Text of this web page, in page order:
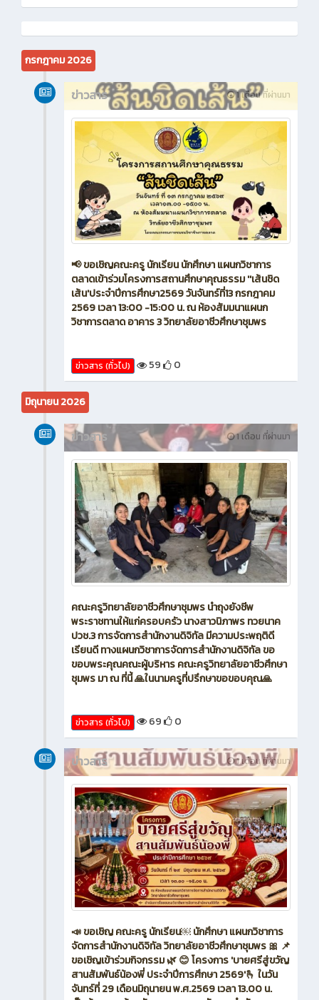
•วิสัยทัศน์
•โครงสร้างบุคลากร
กรกฎาคม 2026
1 เดือน ที่ผ่านมา
ข่าวสาร
📢 ขอเชิญคณะครู นักเรียน นักศึกษา แผนกวิชาการ
2569 เวลา 13:00 -15:00 น. ณ ห้องสัมมนาแผนก
วิชาการตลาด อาคาร 3 วิทยาลัยอาชีวศึกษาชุมพร
ข่าวสาร (ทั่วไป) 59 0
มิถุนายน 2026
1 เดือน ที่ผ่านมา
ข่าวสาร
คณะครูวิทยาลัยอาชีวศึกษาชุมพร นำถุงยังชีพ
พระราชทานให้แก่ครอบครัว นางสาวนิภาพร ทวยนาค
ขอบพระคุณคณะผู้บริหาร คณะครูวิทยาลัยอาชีวศึกษา
ชุมพร มา ณ ที่นี้ 🙏ในนามครูที่ปรึกษาขอขอบคุณ🙏
ข่าวสาร (ทั่วไป) 69 0
1 เดือน ที่ผ่านมา
ข่าวสาร
📣 ขอเชิญ คณะครู นักเรียน￼ นักศึกษา แผนกวิชาการ